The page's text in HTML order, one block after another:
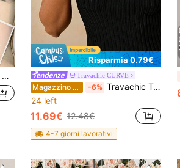
Risparmia 0.79€
Travachic CURVE
Magazzino EU -6% Travachic Top in maglia casual e versatile per uso quotidiano con patchwork in rete per donna taglie forti
24 left
11.69€ 12.48€
4-7 giorni lavorativi